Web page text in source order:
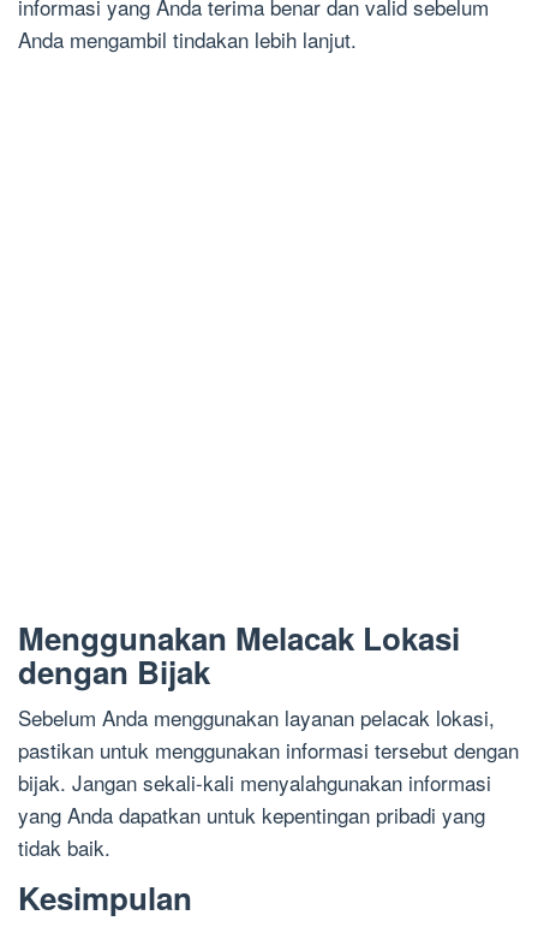
informasi yang Anda terima benar dan valid sebelum
Anda mengambil tindakan lebih lanjut.
Menggunakan Melacak Lokasi
dengan Bijak
Sebelum Anda menggunakan layanan pelacak lokasi,
pastikan untuk menggunakan informasi tersebut dengan
bijak. Jangan sekali-kali menyalahgunakan informasi
yang Anda dapatkan untuk kepentingan pribadi yang
tidak baik.
Kesimpulan